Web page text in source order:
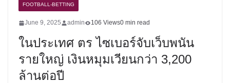
FOOTBALL-BETTING
June 9, 2025 admin 106 Views0 min read
ในประเทศ ตร ไซเบอร์จับเว็บพนัน
รายใหญ่ เงินหมุมเวียนกว่า 3,200
ล้านต่อปี